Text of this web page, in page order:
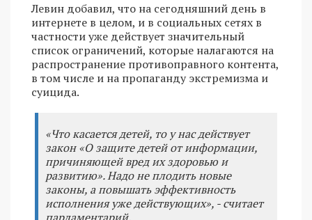
Левин добавил, что на сегодняшний день в
интернете в целом, и в социальных сетях в
частности уже действует значительный
список ограничений, которые налагаются на
распространение противоправного контента,
в том числе и на пропаганду экстремизма и
суицида.
«Что касается детей, то у нас действует
закон «О защите детей от информации,
причиняющей вред их здоровью и
развитию». Надо не плодить новые
законы, а повышать эффективность
исполнения уже действующих», - считает